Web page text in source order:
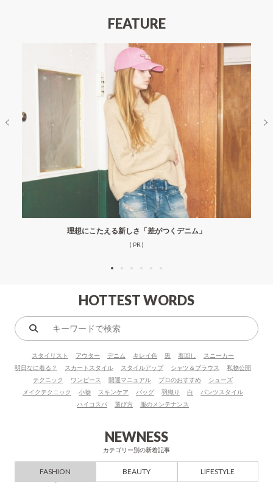
FEATURE
理想にこたえる新しさ「差がつくデニム」
( PR )
HOTTEST WORDS
キ
ワ
ー
ド
で
スタイリスト アウター デニム キレイ色 黒 着回し
スニーカー
明日なに着る？
スカートスタイル スタイルアップ シャツ＆ブラウス
私物公開
テクニック
ワンピース 開運マニュアル プロのおすすめ
シューズ
メイクテクニック
小物 スキンケア バッグ 羽織り 白
パンツスタイル
ハイコスパ
選び方 服のメンテナンス
NEWNESS
カテゴリー別の新着記事
FASHION BEAUTY LIFESTYLE